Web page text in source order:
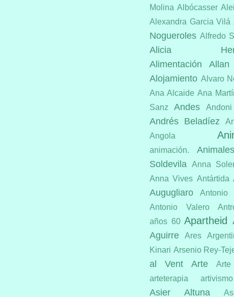
Molina Albócasser
Alexandra Garcia Vilá
Nogueroles Alfredo
Alicia
Alimentación
Allan
Alojamiento Alvaro
Ana Alcaide Ana
Sanz
Andes
Andrés Beladíez
Angola
animación.
Animales
Soldevila Anna
Anna Vives Antártida
Augugliaro
Antonio
Antonio Valero
años 60 Apartheid
Aguirre
Ares
Kinari Arsenio Rey-
al Vent Arte
arteterapia
artivismo
Asier Altuna